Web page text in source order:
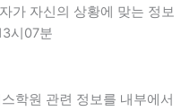
가 자신의 상황에 맞는 정보
시07분
학원 관련 정보를 내부에서